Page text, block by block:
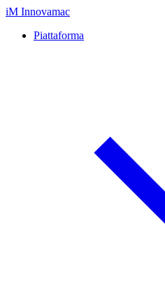
iM Innovamac
Piattaforma